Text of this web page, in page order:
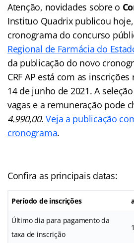
Atenção, novidades sobre o
Instituo Quadrix publicou
cronograma do concurso
Regional de Farmácia do
da publicação do novo
CRF AP está com as
14 de junho de 2021. A
vagas e a remuneração pode
4.990,00.Veja a publicação
cronograma.
Confira as principais datas:
Período de inscrições
Último dia para pagamento da
taxa de inscrição